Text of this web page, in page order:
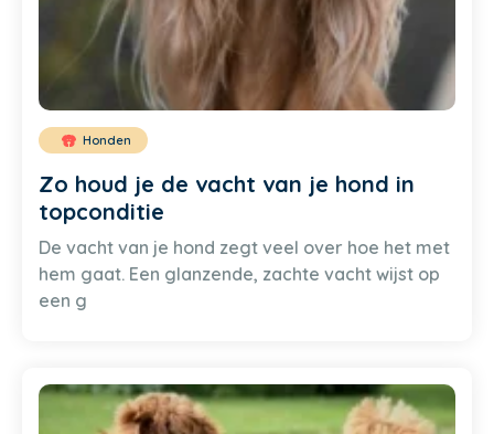
Honden
Zo houd je de vacht van je hond in
topconditie
De vacht van je hond zegt veel over hoe het met
hem gaat. Een glanzende, zachte vacht wijst op
een g